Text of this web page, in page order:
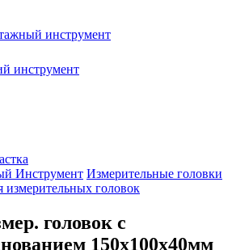
инструмент
инструмент
Инструмент Измерительные головки
головок
головок с
150х100х40мм